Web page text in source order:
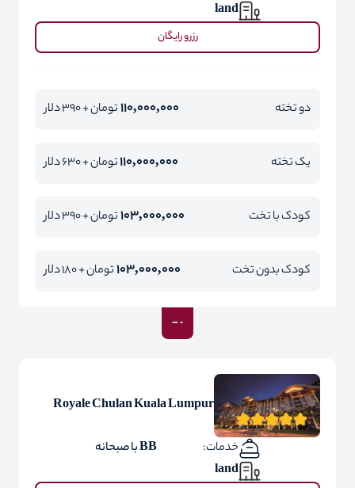
land
رزرو رایگان
دو تخته 110,000,000تومان + 390 دلار
یک تخته 110,000,000تومان + 630 دلار
کودک با تخت 103,000,000تومان + 390 دلار
کودک بدون تخت 103,000,000تومان + 180 دلار
Royale Chulan Kuala Lumpur
خدمات:
BB با صبحانه
land